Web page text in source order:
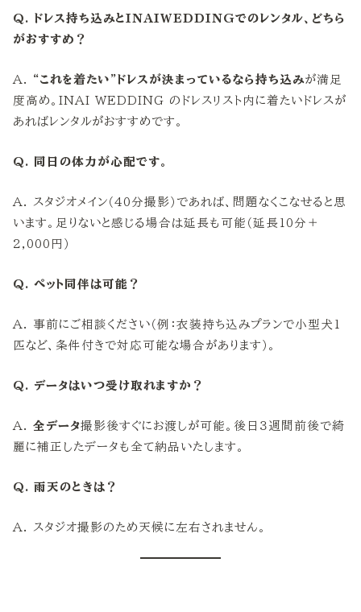
Q. ドレス持ち込みとINAIWEDDINGでのレンタル、どちら
がおすすめ？
A. “これを着たい”ドレスが決まっているなら持ち込みが満足
度高め。INAI WEDDING のドレスリスト内に着たいドレスが
あればレンタルがおすすめです。
Q. 同日の体力が心配です。
A. スタジオメイン（40分撮影）であれば、問題なくこなせると思
います。足りないと感じる場合は延長も可能（延長10分＋
2,000円）
Q. ペット同伴は可能？
A. 事前にご相談ください（例：衣装持ち込みプランで小型犬1
匹など、条件付きで対応可能な場合があります）。
Q. データはいつ受け取れますか？
A. 全データ撮影後すぐにお渡しが可能。後日３週間前後で綺
麗に補正したデータも全て納品いたします。
Q. 雨天のときは？
A. スタジオ撮影のため天候に左右されません。